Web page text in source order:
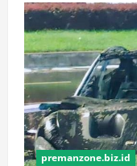
One
dalam
250
premanzone.biz.id